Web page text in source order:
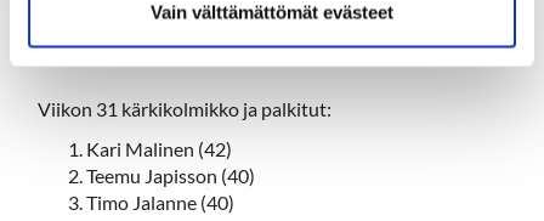
Vain välttämättömät evästeet
caddiemasterille.
Viikon 31 kärkikolmikko ja palkitut:
Kari Malinen (42)
Teemu Japisson (40)
Timo Jalanne (40)